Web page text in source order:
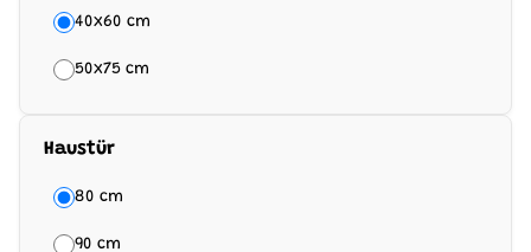
40x60 cm
50x75 cm
Haustür
80 cm
90 cm